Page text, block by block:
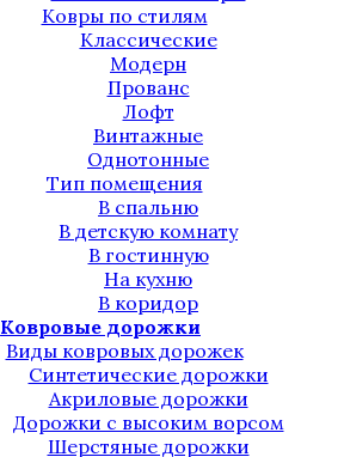
Ковры по стилям
Классические
Модерн
Прованс
Лофт
Винтажные
Однотонные
Тип помещения
В спальню
В детскую комнату
В гостинную
На кухню
В коридор
Ковровые дорожки
Виды ковровых дорожек
Синтетические дорожки
Акриловые дорожки
Дорожки с высоким ворсом
Шерстяные дорожки